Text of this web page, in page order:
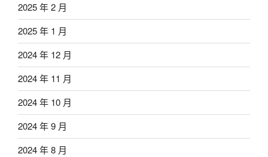
2025 年 2 月
2025 年 1 月
2024 年 12 月
2024 年 11 月
2024 年 10 月
2024 年 9 月
2024 年 8 月